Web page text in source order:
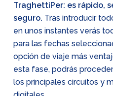
TraghettiPer: es rápido,
seguro. Tras introducir
en unos instantes verás
para las fechas
opción de viaje más
esta fase, podrás
los principales circuitos y